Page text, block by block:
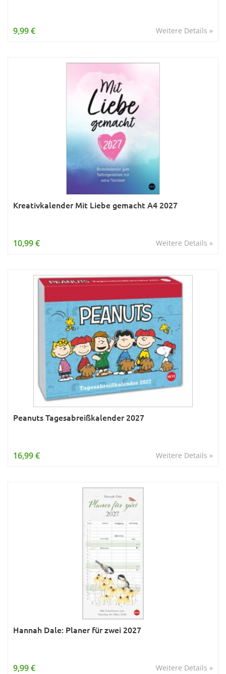
Weitere Details »
9,99 €
Kreativkalender Mit Liebe gemacht A4 2027
Weitere Details »
10,99 €
Peanuts Tagesabreißkalender 2027
Weitere Details »
16,99 €
Hannah Dale: Planer für zwei 2027
Weitere Details »
9,99 €